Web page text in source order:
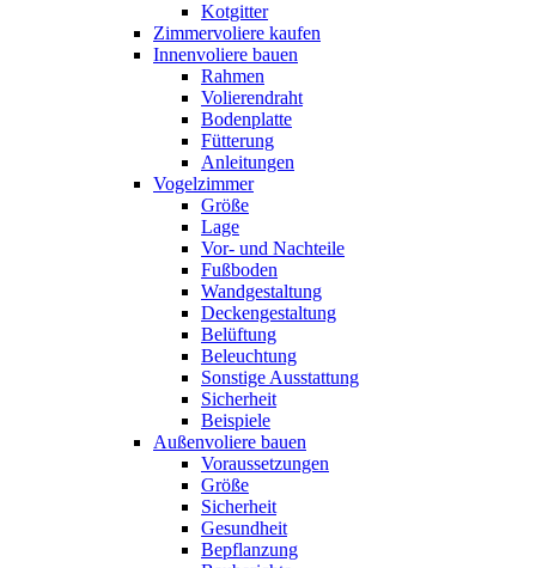
Kotgitter
Zimmervoliere kaufen
Innenvoliere bauen
Rahmen
Volierendraht
Bodenplatte
Fütterung
Anleitungen
Vogelzimmer
Größe
Lage
Vor- und Nachteile
Fußboden
Wandgestaltung
Deckengestaltung
Belüftung
Beleuchtung
Sonstige Ausstattung
Sicherheit
Beispiele
Außenvoliere bauen
Voraussetzungen
Größe
Sicherheit
Gesundheit
Bepflanzung